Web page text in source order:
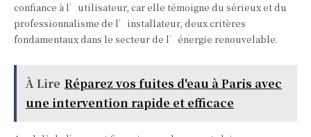
confiance à l’utilisateur, car elle témoigne du sérieux et du
professionnalisme de l’installateur, deux critères
fondamentaux dans le secteur de l’énergie renouvelable.
À Lire Réparez vos fuites d'eau à Paris avec
une intervention rapide et efficace